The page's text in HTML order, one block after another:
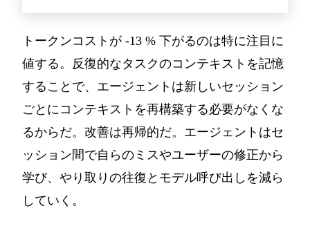
トークンコストが -13 % 下がるのは特に注目に
値する。反復的なタスクのコンテキストを記憶
することで、エージェントは新しいセッション
ごとにコンテキストを再構築する必要がなくな
るからだ。改善は再帰的だ。エージェントはセ
ッション間で自らのミスやユーザーの修正から
学び、やり取りの往復とモデル呼び出しを減ら
していく。